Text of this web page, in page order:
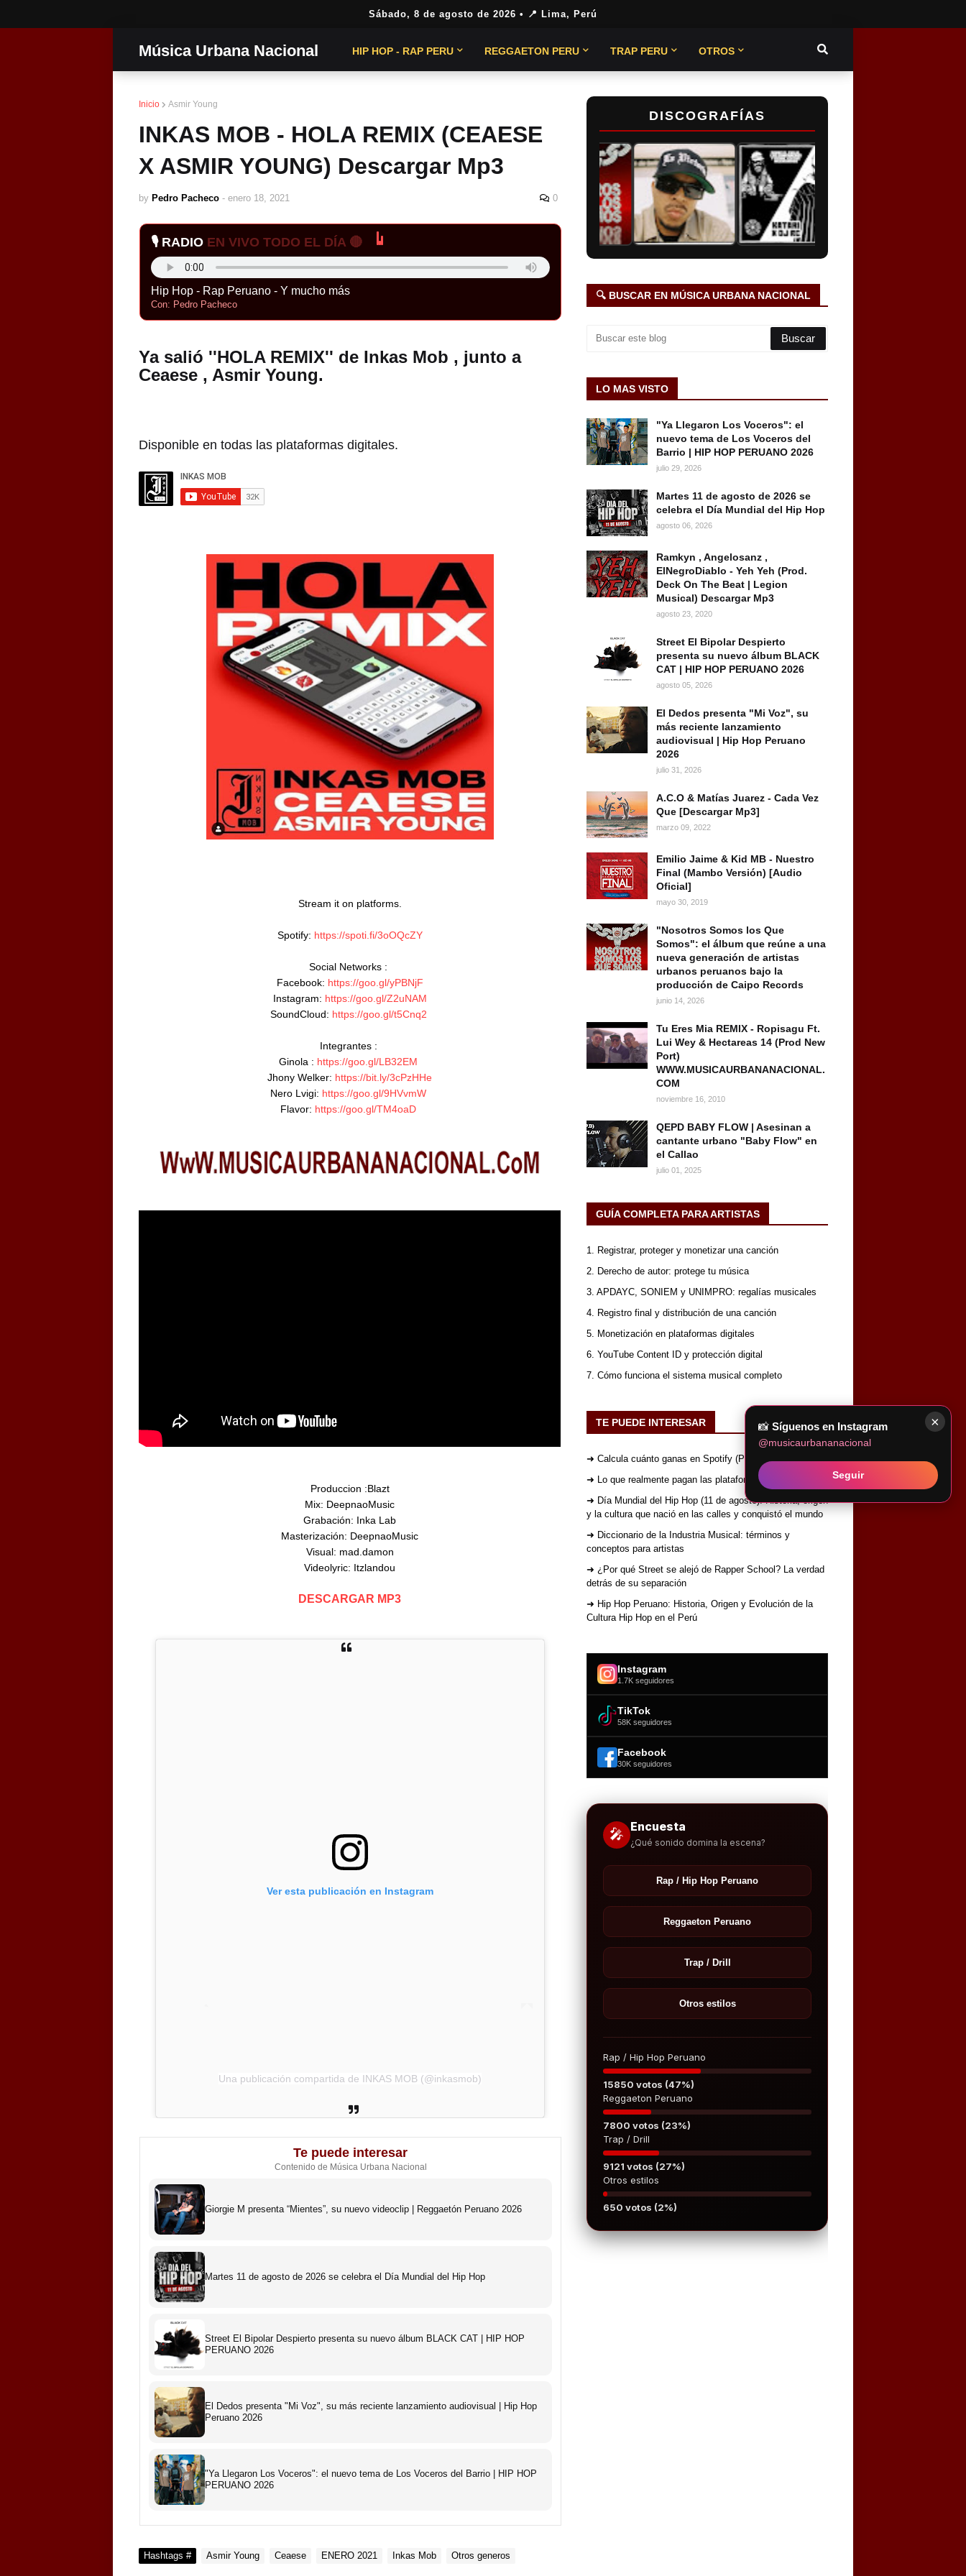
Sábado, 8 de agosto de 2026 • 📍 Lima, Perú
Música Urbana Nacional HIP HOP - RAP PERU REGGAETON PERU TRAP PERU OTROS
Inicio Asmir Young
INKAS MOB - HOLA REMIX (CEAESE
X ASMIR YOUNG) Descargar Mp3
by Pedro Pacheco - enero 18, 2021 0
🎙️ RADIO EN VIVO TODO EL DÍA 🔴
Hip Hop - Rap Peruano - Y mucho más
Con: Pedro Pacheco
Ya salió ''HOLA REMIX'' de Inkas Mob , junto a
Ceaese , Asmir Young.
Disponible en todas las plataformas digitales.
Stream it on platforms.
Spotify: https://spoti.fi/3oOQcZY
Social Networks :
Facebook: https://goo.gl/yPBNjF
Instagram: https://goo.gl/Z2uNAM
SoundCloud: https://goo.gl/t5Cnq2
Integrantes :
Ginola : https://goo.gl/LB32EM
Jhony Welker: https://bit.ly/3cPzHHe
Nero Lvigi: https://goo.gl/9HVvmW
Flavor: https://goo.gl/TM4oaD
Produccion :Blazt
Mix: DeepnaoMusic
Grabación: Inka Lab
Masterización: DeepnaoMusic
Visual: mad.damon
Videolyric: Itzlandou
DESCARGAR MP3
Ver esta publicación en Instagram
Una publicación compartida de INKAS MOB (@inkasmob)
Te puede interesar
Contenido de Música Urbana Nacional
Giorgie M presenta “Mientes”, su nuevo videoclip | Reggaetón Peruano 2026
Martes 11 de agosto de 2026 se celebra el Día Mundial del Hip Hop
Street El Bipolar Despierto presenta su nuevo álbum BLACK CAT | HIP HOP
PERUANO 2026
El Dedos presenta "Mi Voz", su más reciente lanzamiento audiovisual | Hip Hop
Peruano 2026
"Ya Llegaron Los Voceros": el nuevo tema de Los Voceros del Barrio | HIP HOP
PERUANO 2026
Hashtags # Asmir Young Ceaese ENERO 2021 Inkas Mob Otros generos
DISCOGRAFÍAS
🔍 BUSCAR EN MÚSICA URBANA NACIONAL
LO MAS VISTO
"Ya Llegaron Los Voceros": el
nuevo tema de Los Voceros del
Barrio | HIP HOP PERUANO 2026
julio 29, 2026
Martes 11 de agosto de 2026 se
celebra el Día Mundial del Hip Hop
agosto 06, 2026
Ramkyn , Angelosanz ,
ElNegroDiablo - Yeh Yeh (Prod.
Deck On The Beat | Legion
Musical) Descargar Mp3
agosto 23, 2020
Street El Bipolar Despierto
presenta su nuevo álbum BLACK
CAT | HIP HOP PERUANO 2026
agosto 05, 2026
El Dedos presenta "Mi Voz", su
más reciente lanzamiento
audiovisual | Hip Hop Peruano
2026
julio 31, 2026
A.C.O & Matías Juarez - Cada Vez
Que [Descargar Mp3]
marzo 09, 2022
Emilio Jaime & Kid MB - Nuestro
Final (Mambo Versión) [Audio
Oficial]
mayo 30, 2019
"Nosotros Somos los Que
Somos": el álbum que reúne a una
nueva generación de artistas
urbanos peruanos bajo la
producción de Caipo Records
junio 14, 2026
Tu Eres Mia REMIX - Ropisagu Ft.
Lui Wey & Hectareas 14 (Prod New
Port)
WWW.MUSICAURBANANACIONAL.
COM
noviembre 16, 2010
QEPD BABY FLOW | Asesinan a
cantante urbano "Baby Flow" en
el Callao
julio 01, 2025
GUÍA COMPLETA PARA ARTISTAS
1. Registrar, proteger y monetizar una canción
2. Derecho de autor: protege tu música
3. APDAYC, SONIEM y UNIMPRO: regalías musicales
4. Registro final y distribución de una canción
5. Monetización en plataformas digitales
6. YouTube Content ID y protección digital
7. Cómo funciona el sistema musical completo
TE PUEDE INTERESAR
➜ Calcula cuánto ganas en Spotify (Perú)
➜ Lo que realmente pagan las plataformas de música
➜ Día Mundial del Hip Hop (11 de agosto): Historia, origen
y la cultura que nació en las calles y conquistó el mundo
➜ Diccionario de la Industria Musical: términos y
conceptos para artistas
➜ ¿Por qué Street se alejó de Rapper School? La verdad
detrás de su separación
➜ Hip Hop Peruano: Historia, Origen y Evolución de la
Cultura Hip Hop en el Perú
Instagram
1.7K seguidores
TikTok
58K seguidores
Facebook
30K seguidores
🎤 Encuesta
¿Qué sonido domina la escena?
Rap / Hip Hop Peruano
Reggaeton Peruano
Trap / Drill
Otros estilos
Rap / Hip Hop Peruano
15850 votos (47%)
Reggaeton Peruano
7800 votos (23%)
Trap / Drill
9121 votos (27%)
Otros estilos
650 votos (2%)
×
📸 Síguenos en Instagram
@musicaurbananacional
Seguir